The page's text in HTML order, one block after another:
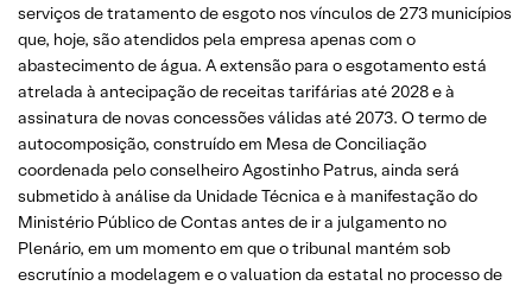
serviços de tratamento de esgoto nos vínculos de 273 municípios
que, hoje, são atendidos pela empresa apenas com o
abastecimento de água. A extensão para o esgotamento está
atrelada à antecipação de receitas tarifárias até 2028 e à
assinatura de novas concessões válidas até 2073. O termo de
autocomposição, construído em Mesa de Conciliação
coordenada pelo conselheiro Agostinho Patrus, ainda será
submetido à análise da Unidade Técnica e à manifestação do
Ministério Público de Contas antes de ir a julgamento no
Plenário, em um momento em que o tribunal mantém sob
escrutínio a modelagem e o valuation da estatal no processo de